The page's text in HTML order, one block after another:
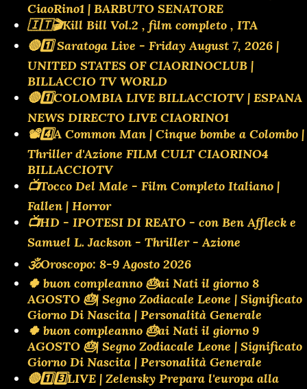
CiaoRino1 | BARBUTO SENATORE
🇮🇹🎬Kill Bill Vol.2 , film completo , ITA
🔴1️⃣ Saratoga Live - Friday August 7, 2026 |
UNITED STATES OF CIAORINOCLUB |
BILLACCIO TV WORLD
🔴1️⃣COLOMBIA LIVE BILLACCIOTV | ESPANA
NEWS DIRECTO LIVE CIAORINO1
📽️4️⃣A Common Man | Cinque bombe a Colombo |
Thriller d'Azione FILM CULT CIAORINO4
BILLACCIOTV
📺Tocco Del Male - Film Completo Italiano |
Fallen | Horror
📺HD - IPOTESI DI REATO - con Ben Affleck e
Samuel L. Jackson - Thriller - Azione
🕉Oroscopo: 8-9 Agosto 2026
🍀 buon compleanno 🎂ai Nati il giorno 8
AGOSTO 🎂| Segno Zodiacale Leone | Significato
Giorno Di Nascita | Personalità Generale
🍀 buon compleanno 🎂ai Nati il giorno 9
AGOSTO 🎂| Segno Zodiacale Leone | Significato
Giorno Di Nascita | Personalità Generale
🔴1️⃣3️⃣LIVE | Zelensky Prepara l'europa alla